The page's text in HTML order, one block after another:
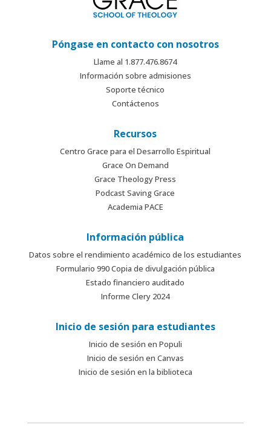
Póngase en contacto con nosotros
Llame al 1.877.476.8674
Información sobre admisiones
Soporte técnico
Contáctenos
Recursos
Centro Grace para el Desarrollo Espiritual
Grace On Demand
Grace Theology Press
Podcast Saving Grace
Academia PACE
Información pública
Datos sobre el rendimiento académico de los estudiantes
Formulario 990 Copia de divulgación pública
Estado financiero auditado
Informe Clery 2024
Inicio de sesión para estudiantes
Inicio de sesión en Populi
Inicio de sesión en Canvas
Inicio de sesión en la biblioteca